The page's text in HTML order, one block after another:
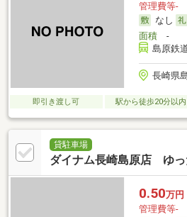
管理費等-
なし
面積-
島原鉄
長崎県
即引き渡し可 駅から徒歩20分以内
貸駐車場
ダイナム長崎島原店 ゆっ
0.50万円
管理費等-